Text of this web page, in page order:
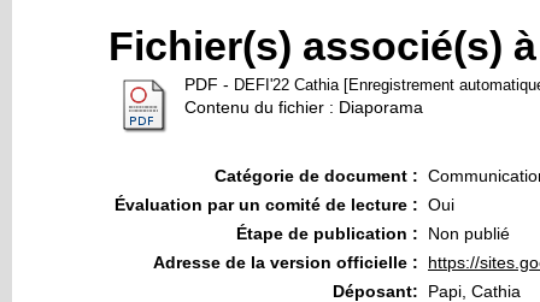
Fichier(s) associé(s)
PDF - DEFI'22 Cathia [Enregistrement
Contenu du fichier : Diaporama
Catégorie de document :
Évaluation par un comité de lecture : Oui
Étape de publication :
Non publié
Adresse de la version officielle :
https://
Déposant:
Papi, Cathia